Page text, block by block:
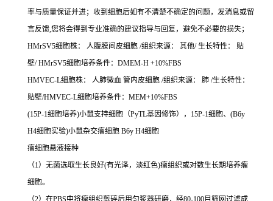
率与质量保证并进；收到细胞后如有不清楚不确定的问题，发消息或留
言反馈,您将会得到专业准确的建议指导与回复，避免不必要的损失；
HMrSV5细胞株： 人腹膜间皮细胞 /组织来源： 其他/ 生长特性： 贴
壁/ HMrSV5细胞培养条件：DMEM-H +10%FBS
HMVEC-L细胞株： 人肺微血 管内皮细胞 /组织来源： 肺 /生长特性：
贴壁/HMVEC-L细胞培养条件：MEM+10%FBS
(15P-1细胞培养)小鼠支持细胞（PyTL基因修饰），15P-1细胞、(B6y
H4细胞实验)小鼠杂交瘤细胞 B6y H4细胞
瘤细胞悬液接种
（1）无菌选取生长良好(有光泽，淡红色)瘤组织或对数生长期培养瘤
细胞。
（2）在PBS中将瘤组织剪碎后用匀浆器研磨，经80-100目筛网过滤成